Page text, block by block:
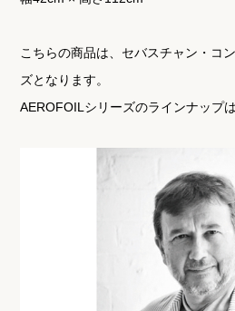
こちらの商品は、セバスチャン・コ
ズとなります。
AEROFOILシリーズのラインナップは